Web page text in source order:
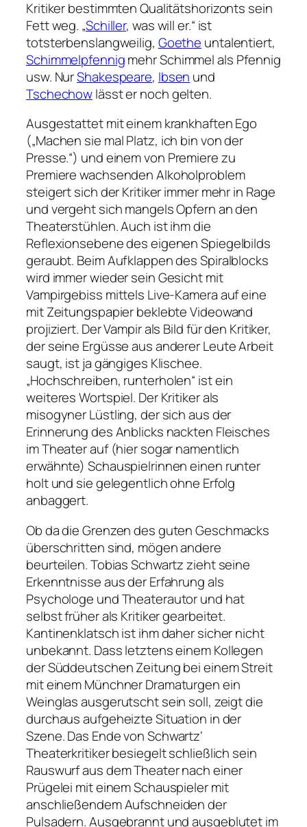
Kritiker bestimmten Qualitätshorizonts sein
Fett weg. „Schiller, was will er.“ ist
totsterbenslangweilig, Goethe untalentiert,
Schimmelpfennigmehr Schimmel als Pfennig
usw. NurShakespeare, Ibsen und
Tschechowlässt er noch gelten.
Ausgestattet mit einem krankhaften Ego
(„Machen sie mal Platz, ich bin von der
Presse.“) und einem von Premiere zu
Premiere wachsenden Alkoholproblem
steigert sich der Kritiker immer mehr in Rage
und vergeht sich mangels Opfern an den
Theaterstühlen. Auch ist ihm die
Reflexionsebene des eigenen Spiegelbilds
geraubt. Beim Aufklappen des Spiralblocks
wird immer wieder sein Gesicht mit
Vampirgebiss mittels Live-Kamera auf eine
mit Zeitungspapier beklebte Videowand
projiziert. Der Vampir als Bild für den Kritiker,
der seine Ergüsse aus anderer Leute Arbeit
saugt, ist ja gängiges Klischee.
„Hochschreiben, runterholen“ ist ein
weiteres Wortspiel. Der Kritiker als
misogyner Lüstling, der sich aus der
Erinnerung des Anblicks nackten Fleisches
im Theater auf (hier sogar namentlich
erwähnte) Schauspielrinnen einen runter
holt und sie gelegentlich ohne Erfolg
anbaggert.
Ob da die Grenzen des guten Geschmacks
überschritten sind, mögen andere
beurteilen. Tobias Schwartz zieht seine
Erkenntnisse aus der Erfahrung als
Psychologe und Theaterautor und hat
selbst früher als Kritiker gearbeitet.
Kantinenklatsch ist ihm daher sicher nicht
unbekannt. Dass letztens einem Kollegen
der Süddeutschen Zeitung bei einem Streit
mit einem Münchner Dramaturgen ein
Weinglas ausgerutscht sein soll, zeigt die
durchaus aufgeheizte Situation in der
Szene. Das Ende von Schwartz‘
Theaterkritiker besiegelt schließlich sein
Rauswurf aus dem Theater nach einer
Prügelei mit einem Schauspieler mit
anschließendem Aufschneiden der
Pulsadern. Ausgebrannt und ausgeblutet im